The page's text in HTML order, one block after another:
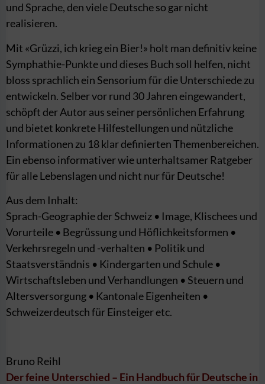
und Sprache, den viele Deutsche so gar nicht
realisieren.
Mit «Grüzzi, ich krieg ein Bier!» holt man definitiv keine
Symphathie-Punkte und dieses Buch soll helfen, nicht
bloss sprachlich ein Sensorium für die Unterschiede zu
entwickeln. Selber vor rund 30 Jahren eingewandert,
schöpft der Autor aus seiner persönlichen Erfahrung
und bietet konkrete Hilfestellungen und nützliche
Informationen zu 18 klar definierten Themenbereichen.
Ein ebenso informativer wie unterhaltsamer Ratgeber
für alle Lebenslagen und nicht nur für Deutsche!
Aus dem Inhalt:
Sprach-Geographie der Schweiz • Image, Klischees und
Vorurteile • Begrüssung und Höflichkeitsformen •
Verkehrsregeln und -verhalten • Politik und
Staatsverständnis • Kindergarten und Schule •
Wirtschaftsleben und Verhandlungen • Steuern und
Altersversorgung • Kantonale Eigenheiten •
Schweizerdeutsch für Einsteiger etc.
Bruno Reihl
Der feine Unterschied – Ein Handbuch für Deutsche in